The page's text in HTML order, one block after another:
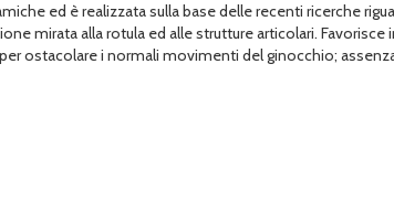
ed è realizzata sulla base delle recenti ricerche
mirata alla rotula ed alle strutture articolari.
ostacolare i normali movimenti del ginocchio;